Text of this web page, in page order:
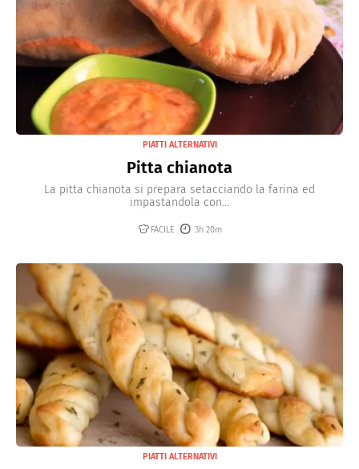
PIATTI ALTERNATIVI
Pitta chianota
La pitta chianota si prepara setacciando la farina ed
impastandola con...
FACILE 3h 20m
PIATTI ALTERNATIVI